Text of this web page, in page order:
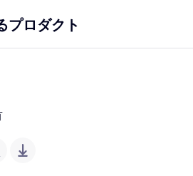
プロダクト